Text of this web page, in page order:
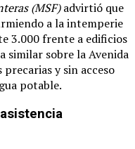
(MSF)advirtió que
a la intemperie
3.000 frente a edificios
similar sobre la Avenida
y sin acceso
potable.